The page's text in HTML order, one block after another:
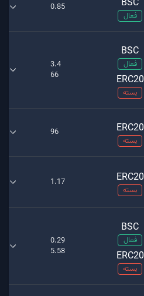
فعال
0.85
BSC
فعال
ERC20
بسته
3.4
66
ERC20
بسته
96
ERC20
بسته
1.17
BSC
فعال
ERC20
بسته
0.29
5.58